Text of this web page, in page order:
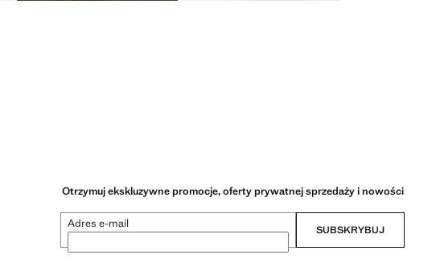
Otrzymuj ekskluzywne promocje, oferty prywatnej sprzedaży i nowości
Adres e-mail SUBSKRYBUJ